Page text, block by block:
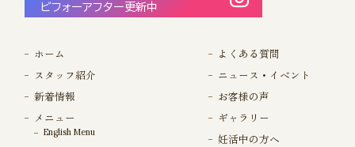
ビフォーアフター更新中
ホーム
スタッフ紹介
新着情報
メニュー
English Menu
よくある質問
ニュース・イベント
お客様の声
ギャラリー
妊活中の方へ